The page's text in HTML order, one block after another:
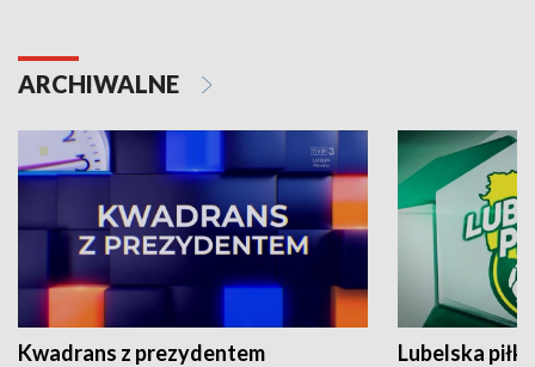
ARCHIWALNE
Kwadrans z prezydentem Lubelska piłka